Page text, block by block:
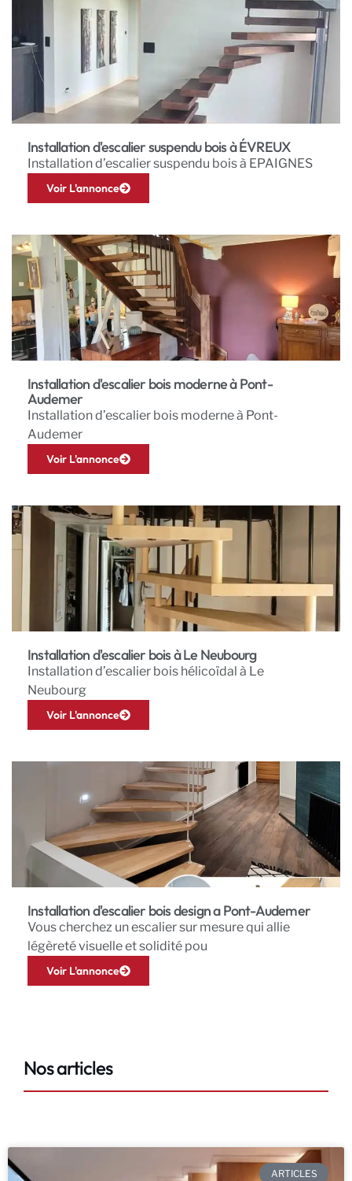
Installation d'escalier suspendu bois à ÉVREUX
Installation d’escalier suspendu bois à EPAIGNES
Voir L'annonce
Installation d'escalier bois moderne à Pont-
Audemer
Installation d’escalier bois moderne à Pont-
Audemer
Voir L'annonce
Installation d'escalier bois à Le Neubourg
Installation d’escalier bois hélicoïdal à Le
Neubourg
Voir L'annonce
Installation d'escalier bois design a Pont-Audemer
Vous cherchez un escalier sur mesure qui allie
légèreté visuelle et solidité pou
Voir L'annonce
Nos articles
ARTICLES